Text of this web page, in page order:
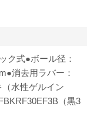
ク式●ボール径：
消去用ラバー：
水性ゲルイン
（黒3